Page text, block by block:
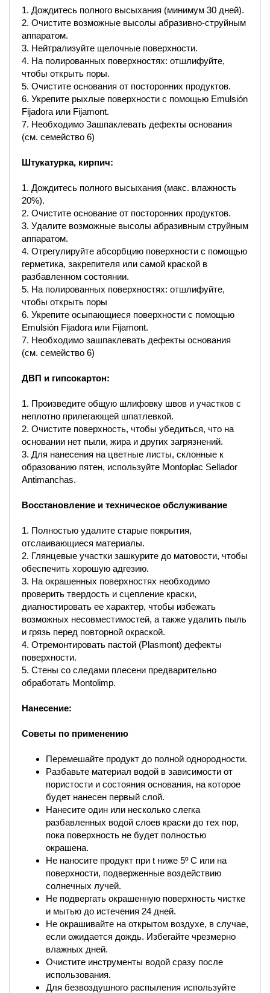
1. Дождитесь полного высыхания (минимум 30 дней).
2. Очистите возможные высолы абразивно-струйным
аппаратом.
3. Нейтрализуйте щелочные поверхности.
4. На полированных поверхностях: отшлифуйте,
чтобы открыть поры.
5. Очистите основания от посторонних продуктов.
6. Укрепите рыхлые поверхности с помощью Emulsión
Fijadora или Fijamont.
7. Необходимо Зашпаклевать дефекты основания
(см. семейство 6)
Штукатурка, кирпич:
1. Дождитесь полного высыхания (макс. влажность
20%).
2. Очистите основание от посторонних продуктов.
3. Удалите возможные высолы абразивным струйным
аппаратом.
4. Отрегулируйте абсорбцию поверхности с помощью
герметика, закрепителя или самой краской в
разбавленном состоянии.
5. На полированных поверхностях: отшлифуйте,
чтобы открыть поры
6. Укрепите осыпающиеся поверхности с помощью
Emulsión Fijadora или Fijamont.
7. Необходимо зашпаклевать дефекты основания
(см. семейство 6)
ДВП и гипсокартон:
1. Произведите общую шлифовку швов и участков с
неплотно прилегающей шпатлевкой.
2. Очистите поверхность, чтобы убедиться, что на
основании нет пыли, жира и других загрязнений.
3. Для нанесения на цветные листы, склонные к
образованию пятен, используйте Montoplac Sellador
Antimanchas.
Восстановление и техническое обслуживание
1. Полностью удалите старые покрытия,
отслаивающиеся материалы.
2. Глянцевые участки зашкурите до матовости, чтобы
обеспечить хорошую адгезию.
3. На окрашенных поверхностях необходимо
проверить твердость и сцепление краски,
диагностировать ее характер, чтобы избежать
возможных несовместимостей, а также удалить пыль
и грязь перед повторной окраской.
4. Отремонтировать пастой (Plasmont) дефекты
поверхности.
5. Стены со следами плесени предварительно
обработать Montolimp.
Нанесение:
Советы по применению
Перемешайте продукт до полной однородности.
Разбавьте материал водой в зависимости от
пористости и состояния основания, на которое
будет нанесен первый слой.
Нанесите один или несколько слегка
разбавленных водой слоев краски до тех пор,
пока поверхность не будет полностью
окрашена.
Не наносите продукт при t ниже 5º C или на
поверхности, подверженные воздействию
солнечных лучей.
Не подвергать окрашенную поверхность чистке
и мытью до истечения 24 дней.
Не окрашивайте на открытом воздухе, в случае,
если ожидается дождь. Избегайте чрезмерно
влажных дней.
Очистите инструменты водой сразу после
использования.
Для безвоздушного распыления используйте